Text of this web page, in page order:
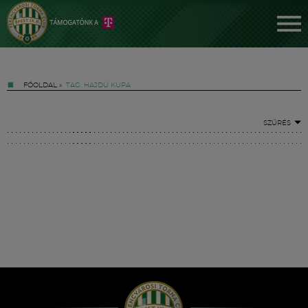
FŐOLDAL » TAG: HAJDÚ KUPA
SZŰRÉS
Hírek